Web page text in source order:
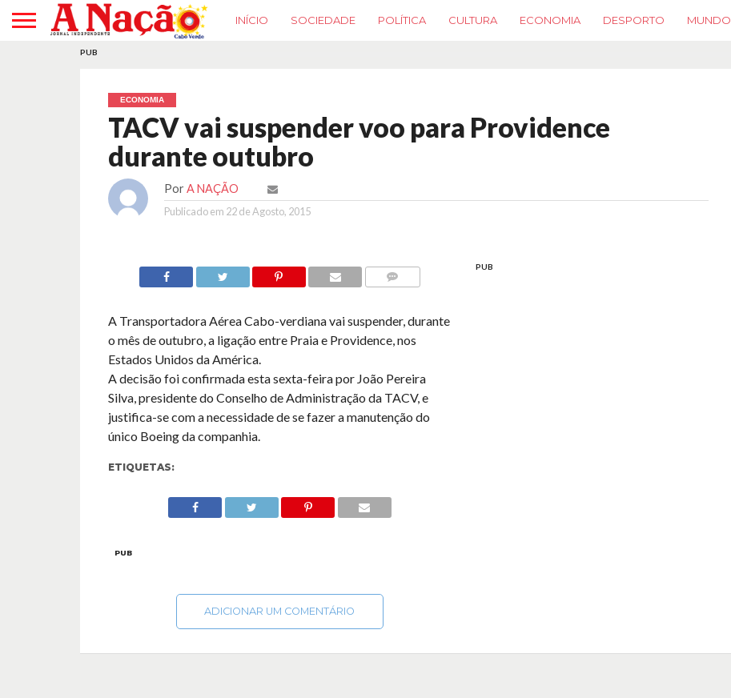
INÍCIO SOCIEDADE POLÍTICA CULTURA ECONOMIA DESPORTO MUNDO
PUB
ECONOMIA
TACV vai suspender voo para Providence
durante outubro
Por A NAÇÃO
Publicado em 22 de Agosto, 2015
A Transportadora Aérea Cabo-verdiana vai suspender, durante
o mês de outubro, a ligação entre Praia e Providence, nos
Estados Unidos da América.
A decisão foi confirmada esta sexta-feira por João Pereira
Silva, presidente do Conselho de Administração da TACV, e
justifica-se com a necessidade de se fazer a manutenção do
único Boeing da companhia.
ETIQUETAS:
PUB
ADICIONAR UM COMENTÁRIO
PUB